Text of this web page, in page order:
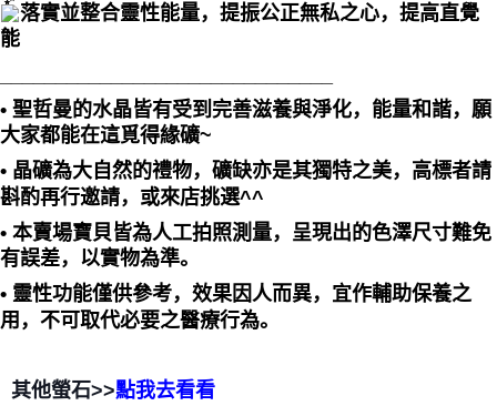
落實並整合靈性能量，提振公正無私之心，提高直覺
能
• 聖哲曼的水晶皆有受到完善滋養與淨化，能量和諧，願
大家都能在這覓得緣礦~
• 晶礦為大自然的禮物，礦缺亦是其獨特之美，高標者請
斟酌再行邀請，或來店挑選^^
• 本賣場寶貝皆為人工拍照測量，呈現出的色澤尺寸難免
有誤差，以實物為準。
• 靈性功能僅供參考，效果因人而異，宜作輔助保養之
用，不可取代必要之醫療行為。
其他螢石>>點我去看看